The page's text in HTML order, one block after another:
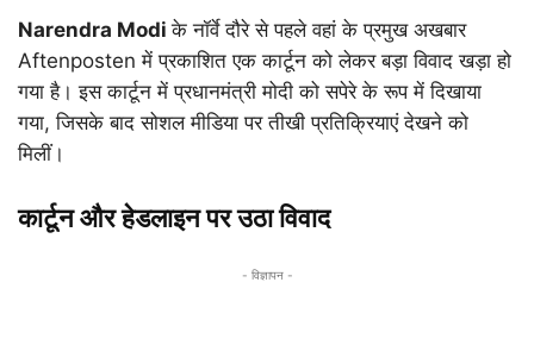
Narendra Modi के नॉर्वे दौरे से पहले वहां के प्रमुख अखबार
Aftenposten में प्रकाशित एक कार्टून को लेकर बड़ा विवाद खड़ा हो
गया है। इस कार्टून में प्रधानमंत्री मोदी को सपेरे के रूप में दिखाया
गया, जिसके बाद सोशल मीडिया पर तीखी प्रतिक्रियाएं देखने को
मिलीं।
कार्टून और हेडलाइन पर उठा विवाद
- विज्ञापन -